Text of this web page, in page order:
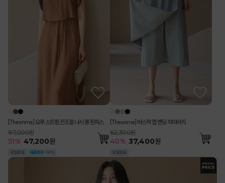
[Theonme] 요루 스트링 끈조절 나시 롱 원피스
97,000원
51% 47,200원
[Theonme] 바스락 랩 밴딩 치마바지
62,300원
40% 37,400원